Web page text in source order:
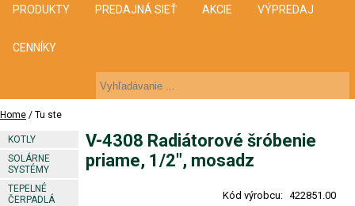
PRODUKTY PREDAJNÁ SIEŤ AKCIE VÝPREDAJ
CENNÍKY
Home / Tu ste
KOTLY
SOLÁRNE
SYSTÉMY
TEPELNÉ
ČERPADLÁ
V-4308 Radiátorové šróbenie
priame, 1/2", mosadz
Kód výrobcu: 422851.00